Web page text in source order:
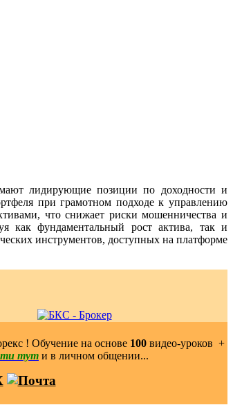
лидирующие позиции по доходности и
при грамотном подходе к управлению
что снижает риски мошенничества и
как фундаментальный рост актива, так и
инструментов, доступных на платформе
! Обучение на основе 100видео-уроков ️ +
тут и в личном общении...